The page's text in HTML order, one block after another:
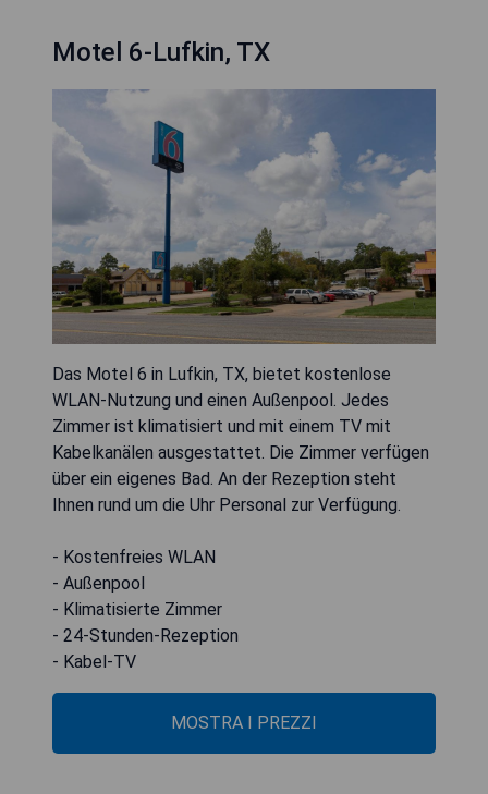
Motel 6-Lufkin, TX
Das Motel 6 in Lufkin, TX, bietet kostenlose
WLAN-Nutzung und einen Außenpool. Jedes
Zimmer ist klimatisiert und mit einem TV mit
Kabelkanälen ausgestattet. Die Zimmer verfügen
über ein eigenes Bad. An der Rezeption steht
Ihnen rund um die Uhr Personal zur Verfügung.
- Kostenfreies WLAN
- Außenpool
- Klimatisierte Zimmer
- 24-Stunden-Rezeption
- Kabel-TV
MOSTRA I PREZZI